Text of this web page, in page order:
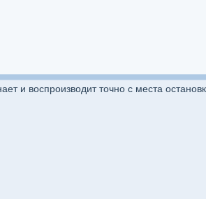
и воспроизводит точно с места